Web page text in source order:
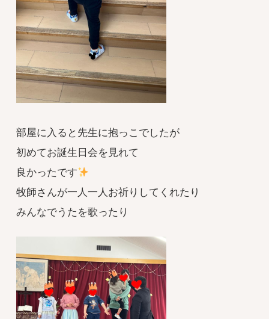
部屋に入ると先生に抱っこでしたが
初めてお誕生日会を見れて
良かったです
牧師さんが一人一人お祈りしてくれたり
みんなでうたを歌ったり